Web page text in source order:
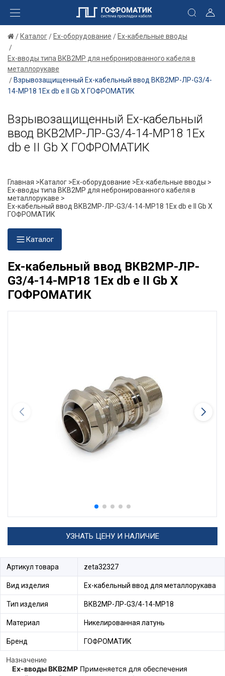
Каталог Ex-оборудование Ex-кабельные вводы
Ex-вводы типа ВКВ2МР для небронированного кабеля в
металлорукаве
Взрывозащищенный Ех-кабельный ввод ВКВ2МР-ЛР-G3/4-
14-МР18 1Ex db e II Gb X ГОФРОМАТИК
Взрывозащищенный Ех-кабельный
ввод ВКВ2МР-ЛР-G3/4-14-МР18 1Ex
db e II Gb X ГОФРОМАТИК
Главная >Каталог >Ex-оборудование >Ex-кабельные вводы >
Ex-вводы типа ВКВ2МР для небронированного кабеля в
металлорукаве >
Ех-кабельный ввод ВКВ2МР-ЛР-G3/4-14-МР18 1Ex db e II Gb X
ГОФРОМАТИК
Каталог
Ех-кабельный ввод ВКВ2МР-ЛР-
G3/4-14-МР18 1Ex db e II Gb X
ГОФРОМАТИК
УЗНАТЬ ЦЕНУ И НАЛИЧИЕ
Артикул товара zeta32327
Вид изделия Ех-кабельный ввод для металлорукава
Тип изделия ВКВ2МР-ЛР-G3/4-14-МР18
Материал Никелированная латунь
Бренд ГОФРОМАТИК
Назначение
Ex-вводы ВКВ2МР Применяется для обеспечения